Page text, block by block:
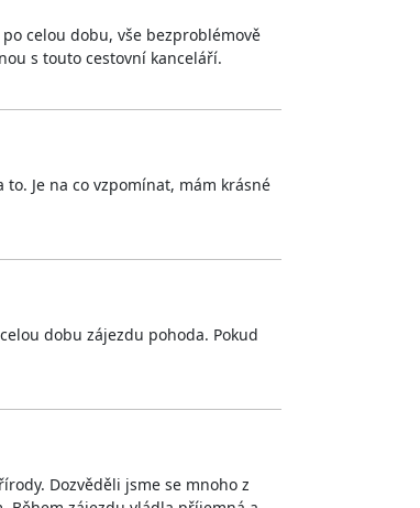
celou dobu, vše bezproblémově
s touto cestovní kanceláří.
Je na co vzpomínat, mám krásné
dobu zájezdu pohoda. Pokud
Dozvěděli jsme se mnoho z